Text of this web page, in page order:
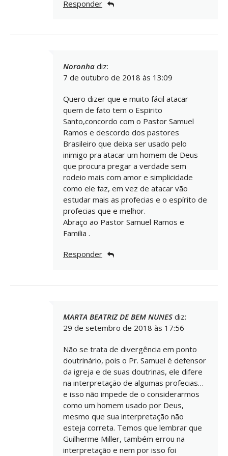
Responder
Noronha diz:
7 de outubro de 2018 às 13:09
Quero dizer que e muito fácil atacar
quem de fato tem o Espirito
Santo,concordo com o Pastor Samuel
Ramos e descordo dos pastores
Brasileiro que deixa ser usado pelo
inimigo pra atacar um homem de Deus
que procura pregar a verdade sem
rodeio mais com amor e simplicidade
como ele faz, em vez de atacar vão
estudar mais as profecias e o espírito de
profecias que e melhor.
Abraço ao Pastor Samuel Ramos e
Familia .
Responder
MARTA BEATRIZ DE BEM NUNES diz:
29 de setembro de 2018 às 17:56
Não se trata de divergência em ponto
doutrinário, pois o Pr. Samuel é defensor
da igreja e de suas doutrinas, ele difere
na interpretação de algumas profecias…
e isso não impede de o considerarmos
como um homem usado por Deus,
mesmo que sua interpretação não
esteja correta. Temos que lembrar que
Guilherme Miller, também errou na
interpretação e nem por isso foi